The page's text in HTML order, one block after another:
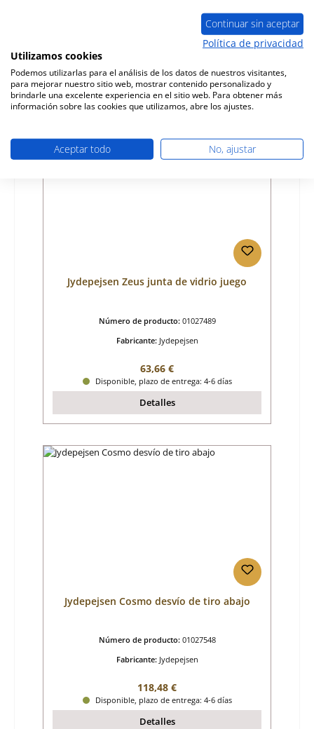
Precio normal:
Disponible, plazo de entrega: 4-6 días
Detalles
Sólo 9 disponible
Jydepejsen Zeus junta de vidrio juego
Número de producto: 01027489
Fabricante: Jydepejsen
Precio normal:
63,66 €
Disponible, plazo de entrega: 4-6 días
Detalles
Jydepejsen Cosmo desvío de tiro abajo
Número de producto: 01027548
Fabricante: Jydepejsen
Precio normal:
118,48 €
Disponible, plazo de entrega: 4-6 días
Detalles
Continuar sin aceptar
Política de privacidad
Utilizamos cookies
Podemos utilizarlas para el análisis de los datos de nuestros visitantes,
para mejorar nuestro sitio web, mostrar contenido personalizado y
brindarle una excelente experiencia en el sitio web. Para obtener más
información sobre las cookies que utilizamos, abre los ajustes.
Aceptar todo No, ajustar